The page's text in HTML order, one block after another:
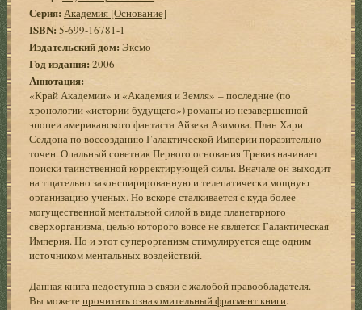
Серия: Академия [Основание]
ISBN: 5-699-16781-1
Издательский дом: Эксмо
Год издания:2006
Аннотация:
«Край Академии» и «Академия и Земля» – последние (по
хронологии «истории будущего») романы из незавершенной
эпопеи американского фантаста Айзека Азимова. План Хари
Селдона по воссозданию Галактической Империи поразительно
точен. Опальный советник Первого основания Тревиз начинает
поиски таинственной корректирующей силы. Вначале он выходит
на тщательно законспирированную и телепатически мощную
организацию ученых. Но вскоре сталкивается с куда более
могущественной ментальной силой в виде планетарного
сверхорганизма, целью которого вовсе не является Галактическая
Империя. Но и этот суперорганизм стимулируется еще одним
источником ментальных воздействий.
Данная книга недоступна в связи с жалобой правообладателя.
Вы можетепрочитать ознакомительный фрагмент книги.